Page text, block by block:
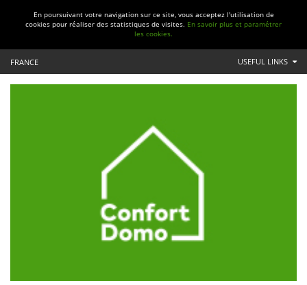
En poursuivant votre navigation sur ce site, vous acceptez l'utilisation de
cookies pour réaliser des statistiques de visites. En savoir plus et paramétrer
les cookies.
FRANCE USEFUL LINKS